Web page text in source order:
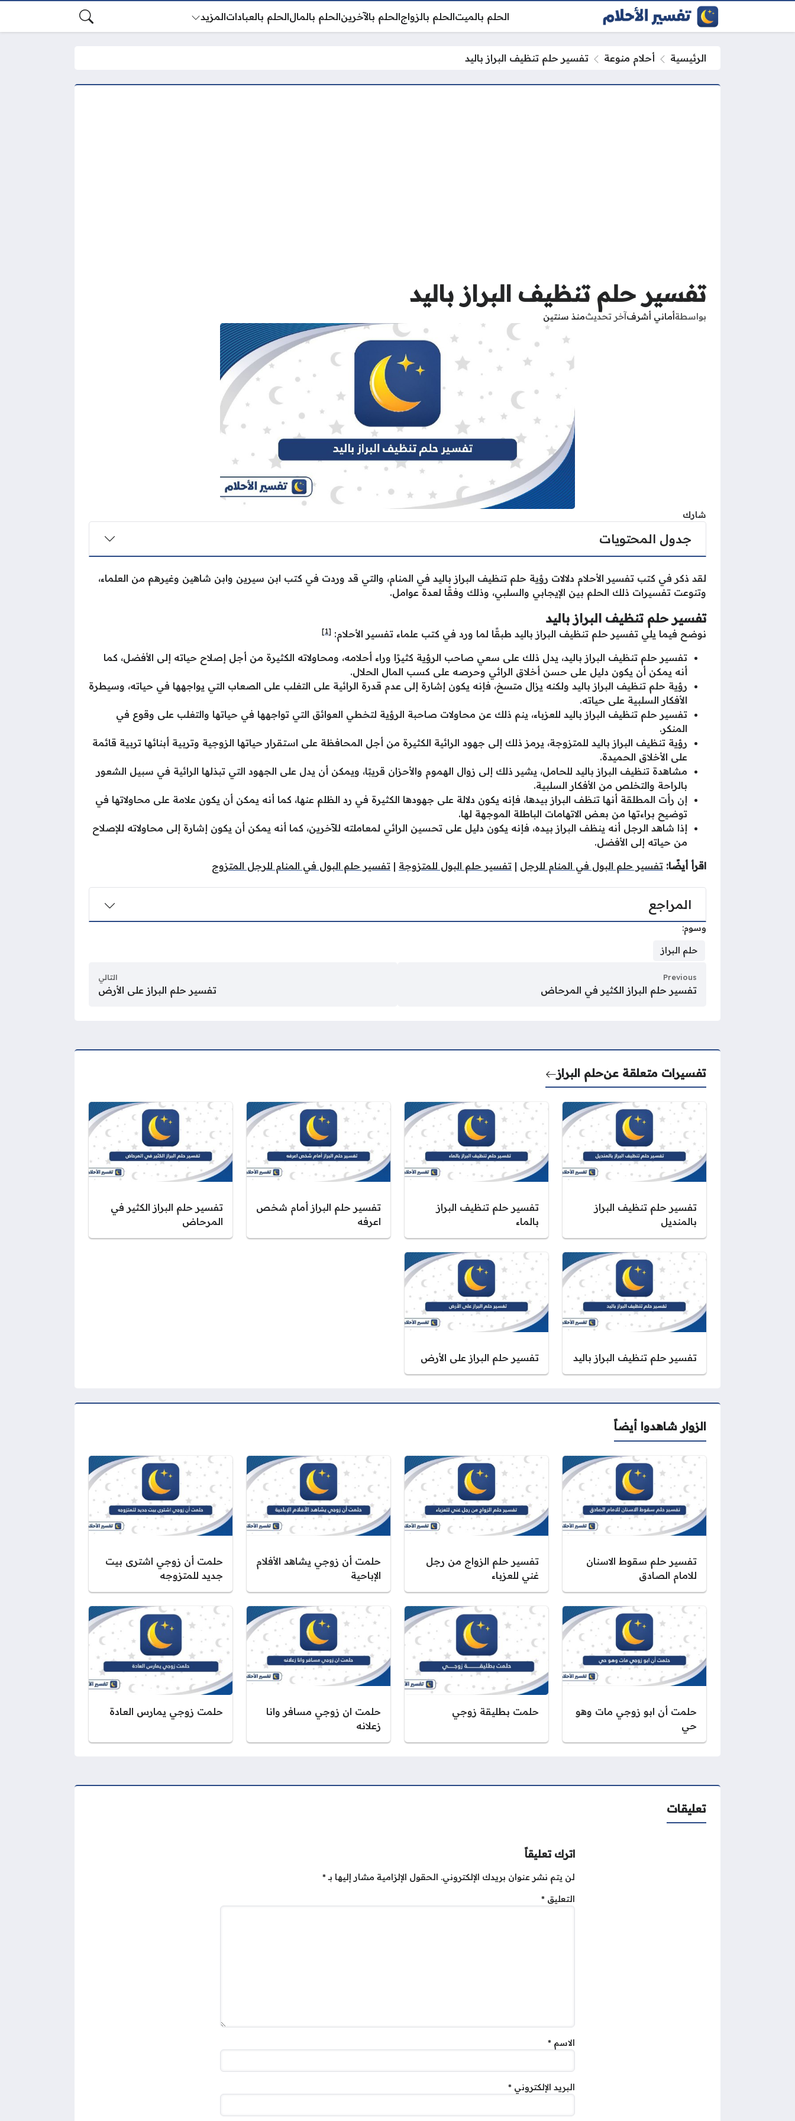
الحلم بالميتالحلم بالزواجالحلم بالآخرينالحلم بالمالالحلم بالعباداتالمزيد
الرئيسية أحلام منوعة تفسير حلم تنظيف البراز باليد
تفسير حلم تنظيف البراز باليد
شارك
بواسطةأماني أشرفآخر تحديثمنذ سنتين
جدول المحتويات
لقد ذكر في كتب تفسير الأحلام دلالات رؤية حلم تنظيف البراز باليد في المنام، والتي قد وردت في كتب ابن سيرين وابن شاهين وغيرهم من العلماء،
وتنوعت تفسيرات ذلك الحلم بين الإيجابي والسلبي، وذلك وفقًا لعدة عوامل.
تفسير حلم تنظيف البراز باليد
نوضح فيما يلي تفسير حلم تنظيف البراز باليد طبقًا لما ورد في كتب علماء تفسير الأحلام: [1]
تفسير حلم تنظيف البراز باليد، يدل ذلك على سعي صاحب الرؤية كثيرًا وراء أحلامه، ومحاولاته الكثيرة من أجل إصلاح حياته إلى الأفضل، كما
أنه يمكن أن يكون دليل على حسن أخلاق الرائي وحرصه على كسب المال الحلال.
رؤية حلم تنظيف البراز باليد ولكنه يزال متسخ، فإنه يكون إشارة إلى عدم قدرة الرائية على التغلب على الصعاب التي يواجهها في حياته، وسيطرة
الأفكار السلبية على حياته.
تفسير حلم تنظيف البراز باليد للعزباء، ينم ذلك عن محاولات صاحبة الرؤية لتخطي العوائق التي تواجهها في حياتها والتغلب على وقوع في
المنكر.
رؤية تنظيف البراز باليد للمتزوجة، يرمز ذلك إلى جهود الرائية الكثيرة من أجل المحافظة على استقرار حياتها الزوجية وتربية أبنائها تربية قائمة
على الأخلاق الحميدة.
مشاهدة تنظيف البراز باليد للحامل، يشير ذلك إلى زوال الهموم والأحزان قريبًا، ويمكن أن يدل على الجهود التي تبذلها الرائية في سبيل الشعور
بالراحة والتخلص من الأفكار السلبية.
إن رأت المطلقة أنها تنظف البراز بيدها، فإنه يكون دلالة على جهودها الكثيرة في رد الظلم عنها، كما أنه يمكن أن يكون علامة على محاولاتها في
توضيح براءتها من بعض الاتهامات الباطلة الموجهة لها.
إذا شاهد الرجل أنه ينظف البراز بيده، فإنه يكون دليل على تحسين الرائي لمعاملته للآخرين، كما أنه يمكن أن يكون إشارة إلى محاولاته للإصلاح
من حياته إلى الأفضل.
اقرأ أيضًا: تفسير حلم البول في المنام للرجل | تفسير حلم البول للمتزوجة | تفسير حلم البول في المنام للرجل المتزوج
المراجع
وسوم:
حلم البراز
Previous
تفسير حلم البراز الكثير في المرحاض
التالي
تفسير حلم البراز على الأرض
تفسيرات متعلقة عنحلم البراز
تفسير حلم تنظيف البراز
بالمنديل
تفسير حلم تنظيف البراز
بالماء
تفسير حلم البراز أمام شخص
اعرفه
تفسير حلم البراز الكثير في
المرحاض
تفسير حلم تنظيف البراز باليد تفسير حلم البراز على الأرض
الزوار شاهدوا أيضاً
تفسير حلم سقوط الاسنان
للامام الصادق
تفسير حلم الزواج من رجل
غني للعزباء
حلمت أن زوجي يشاهد الأفلام
الإباحية
حلمت أن زوجي اشترى بيت
جديد للمتزوجه
حلمت أن ابو زوجي مات وهو
حي
حلمت بطليقة زوجي
حلمت ان زوجي مسافر وانا
زعلانه
حلمت زوجي يمارس العادة
تعليقات
اترك تعليقاً
لن يتم نشر عنوان بريدك الإلكتروني. الحقول الإلزامية مشار إليها بـ*
التعليق *
الاسم *
البريد الإلكتروني *